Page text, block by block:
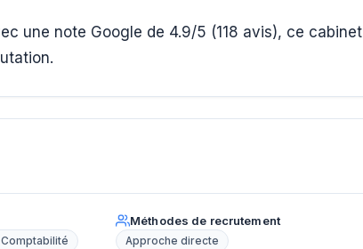
une note Google de 4.9/5 (118 avis), ce cabinet
Comptabilité
Méthodes de recrutement
Approche directe